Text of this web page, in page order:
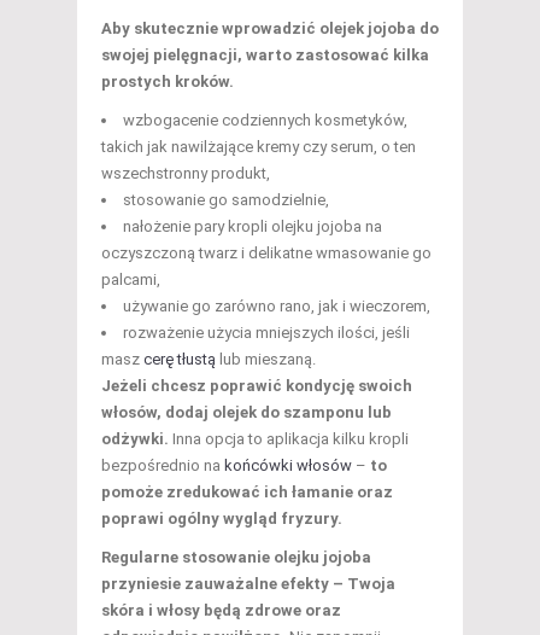
Aby skutecznie wprowadzić olejek jojoba do
swojej pielęgnacji, warto zastosować kilka
prostych kroków.
wzbogacenie codziennych kosmetyków,
takich jak nawilżające kremy czy serum, o ten
wszechstronny produkt,
stosowanie go samodzielnie,
nałożenie pary kropli olejku jojoba na
oczyszczoną twarz i delikatne wmasowanie go
palcami,
używanie go zarówno rano, jak i wieczorem,
rozważenie użycia mniejszych ilości, jeśli
masz cerę tłustą lub mieszaną.
Jeżeli chcesz poprawić kondycję swoich
włosów, dodaj olejek do szamponu lub
odżywki. Inna opcja to aplikacja kilku kropli
bezpośrednio na końcówki włosów – to
pomoże zredukować ich łamanie oraz
poprawi ogólny wygląd fryzury.
Regularne stosowanie olejku jojoba
przyniesie zauważalne efekty – Twoja
skóra i włosy będą zdrowe oraz